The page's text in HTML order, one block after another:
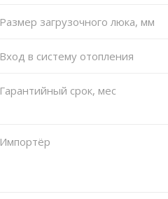
Размер загрузочного люка, мм
Вход в систему отопления
Гарантийный срок, мес
Импортёр